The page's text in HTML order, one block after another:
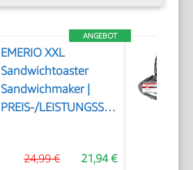
ANGEBOT
EMERIO XXL
Sandwichtoaster
Sandwichmaker |
PREIS-/LEISTUNGSSIEGER
Muschelform | leicht
21,94 €
24,99 €